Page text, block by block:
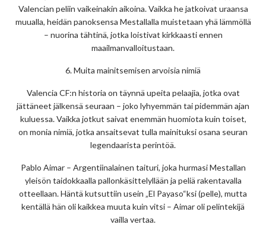
Valencian peliin vaikeinakin aikoina. Vaikka he jatkoivat uraansa
muualla, heidän panoksensa Mestallalla muistetaan yhä lämmöllä
– nuorina tähtinä, jotka loistivat kirkkaasti ennen
maailmanvalloitustaan.
6. Muita mainitsemisen arvoisia nimiä
Valencia CF:n historia on täynnä upeita pelaajia, jotka ovat
jättäneet jälkensä seuraan – joko lyhyemmän tai pidemmän ajan
kuluessa. Vaikka jotkut saivat enemmän huomiota kuin toiset,
on monia nimiä, jotka ansaitsevat tulla mainituksi osana seuran
legendaarista perintöä.
Pablo Aimar – Argentiinalainen taituri, joka hurmasi Mestallan
yleisön taidokkaalla pallonkäsittelyllään ja peliä rakentavalla
otteellaan. Häntä kutsuttiin usein „El Payaso“ksi (pelle), mutta
kentällä hän oli kaikkea muuta kuin vitsi – Aimar oli pelintekijä
vailla vertaa.